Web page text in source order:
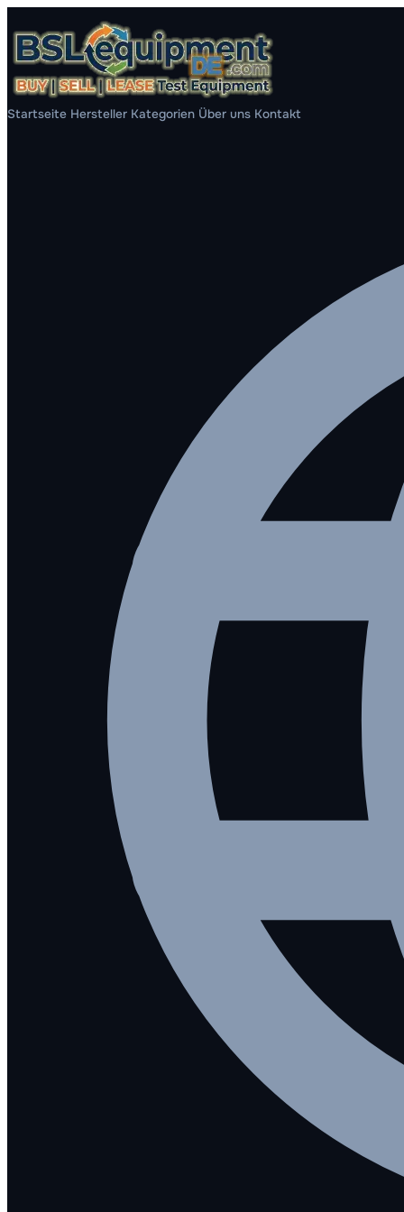
Startseite Hersteller Kategorien Über uns Kontakt